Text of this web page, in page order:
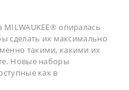
MILWAUKEE® опиралась
сделать их максимально
такими, какими их
Новые наборы
как в